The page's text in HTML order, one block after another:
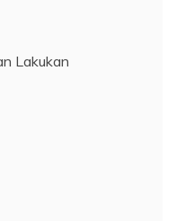
Lakukan